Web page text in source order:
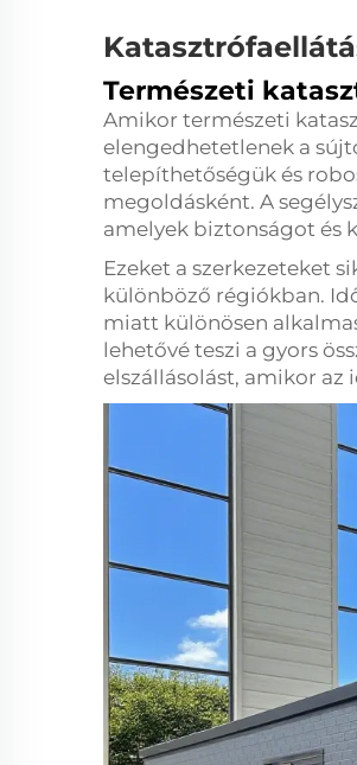
Természeti
Amikor természeti
elengedhetetlenek a
telepíthetőségük és
megoldásként. A
amelyek biztonságot és
Ezeket a szerkezeteket
különböző régiókban.
miatt különösen
lehetővé teszi a gyors
elszállásolást, amikor az